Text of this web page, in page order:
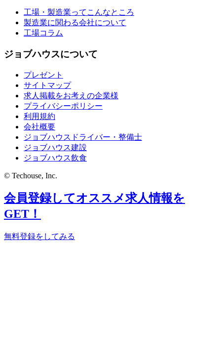
工場・製造業ってこんなところ
製造業に関わる会社について
工場コラム
ジョブハウスについて
プレゼント
サイトマップ
求人掲載をお考えの企業様
プライバシーポリシー
利用規約
会社概要
ジョブハウスドライバー・整備士
ジョブハウス建設
ジョブハウス飲食
© Techouse, Inc.
会員登録してオススメ求人情報を
GET！
無料登録をしてみる